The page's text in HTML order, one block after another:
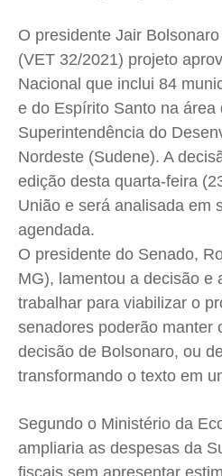
Economia
Colunas
Caetano Roque
Gustavo Bastos
Jr Mignone (in memorian)
Wanda Sily
Publicidade Legal
Anuncie
Quem Somos
Expediente
Economia
Colunas
Caetano Roque
Gustavo Bastos
Jr Mignone (in memorian)
Wanda Sily
Publicidade Legal
Anuncie
Quem Somos
Expediente
Economia
Colunas
Caetano Roque
Gustavo Bastos
Jr Mignone (in memorian)
Wanda Sily
Publicidade Legal
Anuncie
Quem Somos
Expediente
Economia
Colunas
Caetano Roque
Gustavo Bastos
Jr Mignone (in memorian)
Wanda Sily
Publicidade Legal
Anuncie
Quem Somos
Expediente
O presidente Jair
(VET 32/2021) projeto
Nacional que inclui 84
e do Espírito Santo na área
Superintendência do
Nordeste (Sudene). A
edição desta quarta-feira
União e será analisada em
agendada.
O presidente do Senado,
MG), lamentou a decisão e
trabalhar para viabilizar o
senadores poderão manter
decisão de Bolsonaro, ou
transformando o texto em
Segundo o Ministério da
ampliaria as despesas da